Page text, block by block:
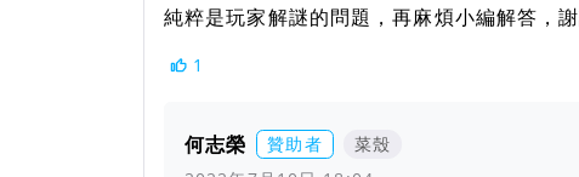
純粹是玩家解謎的問題，再麻煩小編解答，
1
何志榮 贊助者
菜殼